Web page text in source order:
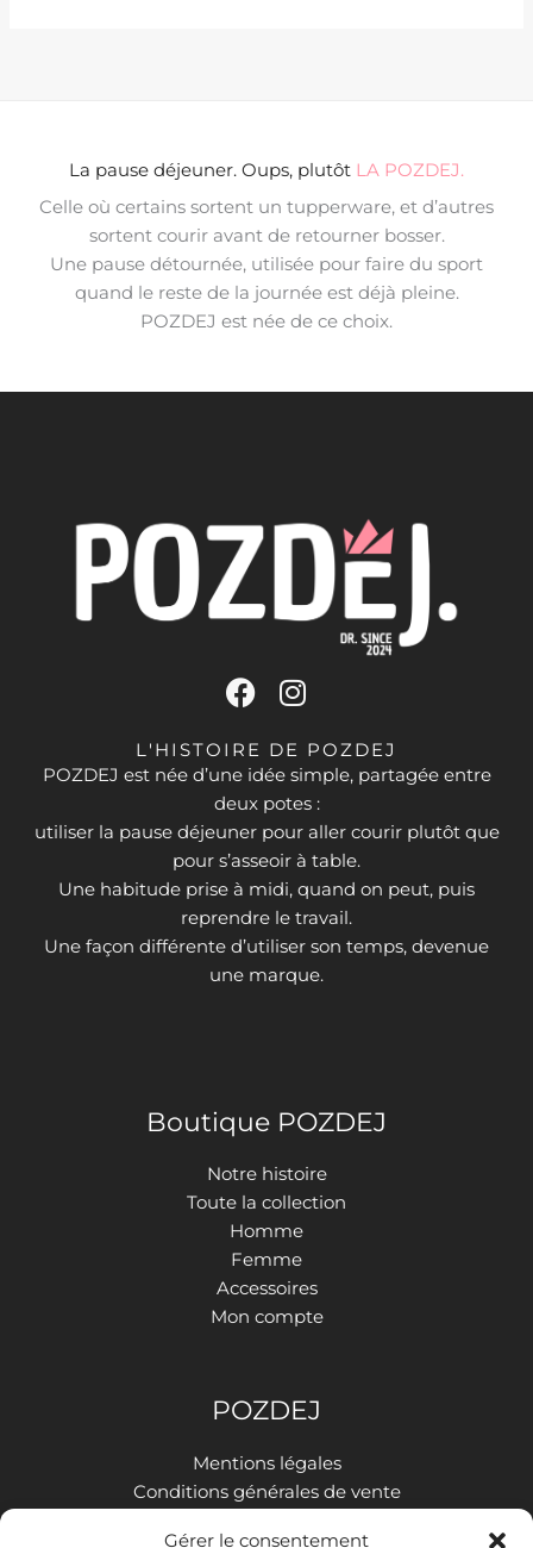
Gérer le consentement
La pause déjeuner. Oups, plutôt LA POZDEJ.
Celle où certains sortent un tupperware, et d’autres
sortent courir avant de retourner bosser.
Une pause détournée, utilisée pour faire du sport
quand le reste de la journée est déjà pleine.
POZDEJ est née de ce choix.
F
c
e
b
o
o
k
I
s
t
a
g
r
a
m
L'HISTOIRE DE POZDEJ
POZDEJ est née d’une idée simple, partagée entre
deux potes :
utiliser la pause déjeuner pour aller courir plutôt que
pour s’asseoir à table.
Une habitude prise à midi, quand on peut, puis
reprendre le travail.
Une façon différente d’utiliser son temps, devenue
une marque.
Boutique POZDEJ
Notre histoire
Toute la collection
Homme
Femme
Accessoires
Mon compte
POZDEJ
Mentions légales
Conditions générales de vente